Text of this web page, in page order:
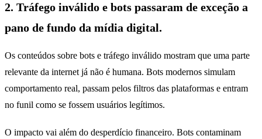
2. Tráfego inválido e bots passaram de exceção a
pano de fundo da mídia digital.
Os conteúdos sobre bots e tráfego inválido mostram que uma parte
relevante da internet já não é humana. Bots modernos simulam
comportamento real, passam pelos filtros das plataformas e entram
no funil como se fossem usuários legítimos.
O impacto vai além do desperdício financeiro. Bots contaminam